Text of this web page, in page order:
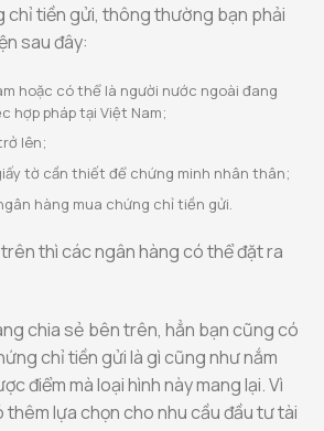
chỉ tiền gửi, thông thường bạn phải
sau đây:
hoặc có thể là người nước ngoài đang
hợp pháp tại Việt Nam;
lên;
tờ cần thiết để chứng minh nhân thân;
hàng mua chứng chỉ tiền gửi.
thì các ngân hàng có thể đặt ra
chia sẻ bên trên, hẳn bạn cũng có
chỉ tiền gửi là gì cũng như nắm
điểm mà loại hình này mang lại. Vì
lựa chọn cho nhu cầu đầu tư tài